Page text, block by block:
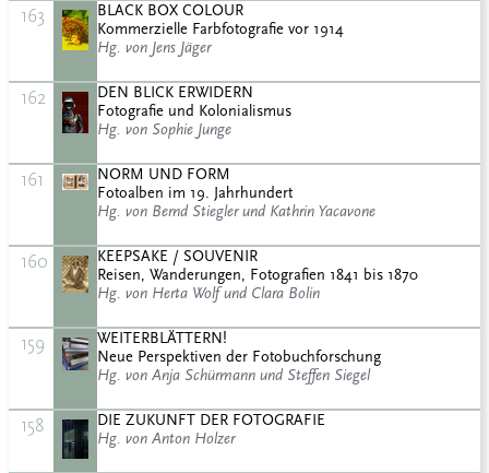
163
BLACK BOX COLOUR
Kommerzielle Farbfotografie vor 1914
Hg. von Jens Jäger
162
DEN BLICK ERWIDERN
Fotografie und Kolonialismus
Hg. von Sophie Junge
161
NORM UND FORM
Fotoalben im 19. Jahrhundert
Hg. von Bernd Stiegler und Kathrin Yacavone
160
KEEPSAKE / SOUVENIR
Reisen, Wanderungen, Fotografien 1841 bis 1870
Hg. von Herta Wolf und Clara Bolin
159
WEITERBLÄTTERN!
Neue Perspektiven der Fotobuchforschung
Hg. von Anja Schürmann und Steffen Siegel
158
DIE ZUKUNFT DER FOTOGRAFIE
Hg. von Anton Holzer